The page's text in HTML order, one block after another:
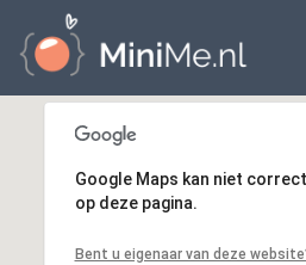
ZWANGER WORDEN
ZWANGERGoogle Maps kan niet
op deze pagina.
Bent u eigenaar van deze